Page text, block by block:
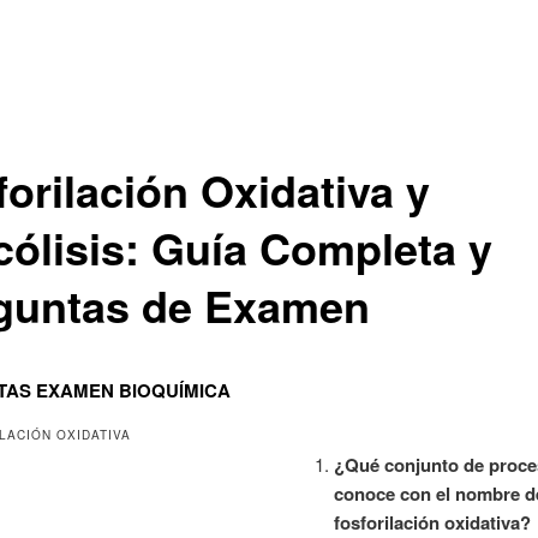
Oxidativa y
Guía Completa y
de Examen
EXAMEN BIOQUÍMICA
OXIDATIVA
¿Qué conjunto de
conoce con el nombre
fosforilación oxidativa?